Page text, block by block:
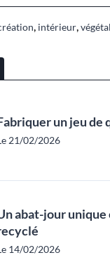
, intérieur,végétal
un jeu de
21/02/2026
abat-jour unique
14/02/2026